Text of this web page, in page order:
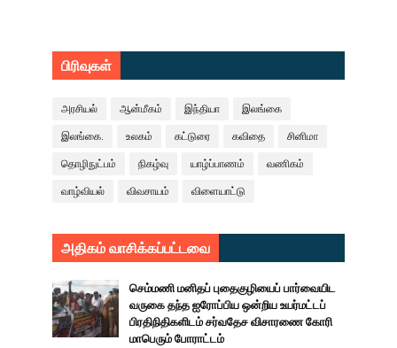
பிரிவுகள்
அரசியல் ஆன்மீகம் இந்தியா இலங்கை
இலங்கை. உலகம் கட்டுரை கவிதை சினிமா
தொழிநுட்பம் நிகழ்வு யாழ்ப்பாணம் வணிகம்
வாழ்வியல் விவசாயம் விளையாட்டு
அதிகம் வாசிக்கப்பட்டவை
செம்மணி மனிதப் புதைகுழியைப் பார்வையிட
வருகை தந்த ஐரோப்பிய ஒன்றிய உயர்மட்டப்
பிரதிநிதிகளிடம் சர்வதேச விசாரணை கோரி
மாபெரும் போராட்டம்